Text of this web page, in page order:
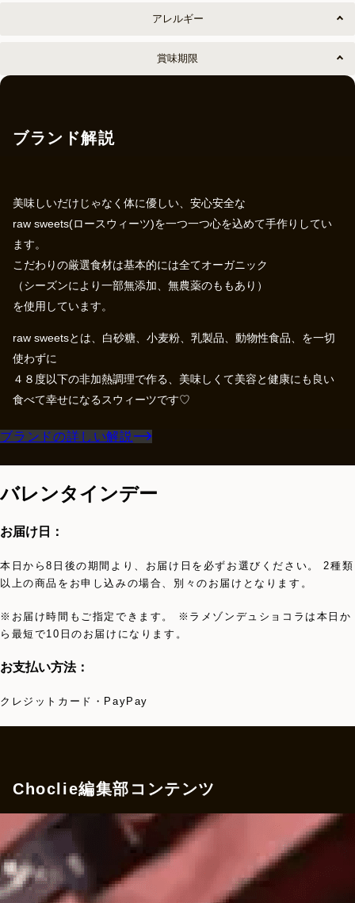
アレルギー
賞味期限
ブランド解説
美味しいだけじゃなく体に優しい、安心安全な
raw sweets(ロースウィーツ)を一つ一つ心を込めて手作りしてい
ます。
こだわりの厳選食材は基本的には全てオーガニック
（シーズンにより一部無添加、無農薬のももあり）
を使用しています。
raw sweetsとは、白砂糖、小麦粉、乳製品、動物性食品、を一切
使わずに
４８度以下の非加熱調理で作る、美味しくて美容と健康にも良い
食べて幸せになるスウィーツです♡
ブランドの詳しい解説
バレンタインデー
お届け日：
本日から8日後の期間より、お届け日を必ずお選びください。 2種類
以上の商品をお申し込みの場合、別々のお届けとなります。
※お届け時間もご指定できます。 ※ラメゾンデュショコラは本日か
ら最短で10日のお届けになります。
お支払い方法：
クレジットカード・PayPay
Choclie編集部コンテンツ